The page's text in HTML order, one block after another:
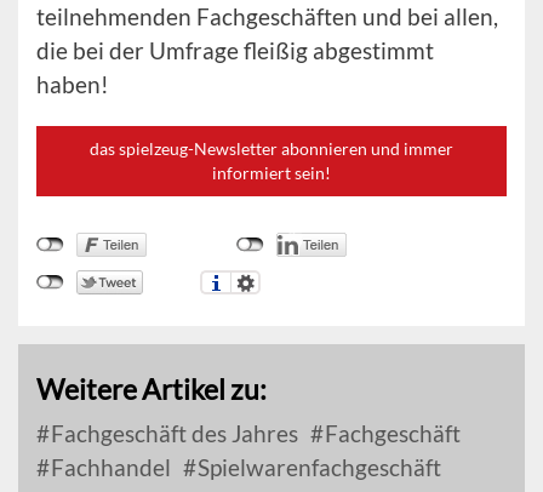
teilnehmenden Fachgeschäften und bei allen,
die bei der Umfrage fleißig abgestimmt
haben!
das spielzeug-Newsletter abonnieren und immer
informiert sein!
Weitere Artikel zu:
Fachgeschäft des Jahres
Fachgeschäft
Fachhandel
Spielwarenfachgeschäft